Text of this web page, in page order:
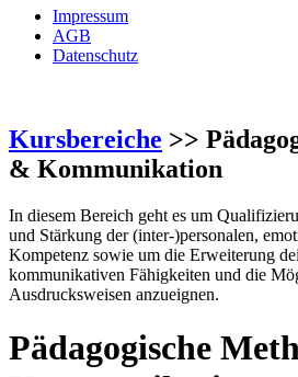
Impressum
AGB
Datenschutz
Kursbereiche >>
& Kommunikation
In diesem Bereich geht es um
und Stärkung der (inter-)personalen,
Kompetenz sowie um die Erweiterung
kommunikativen Fähigkeiten und die
Ausdrucksweisen anzueignen.
Pädagogische